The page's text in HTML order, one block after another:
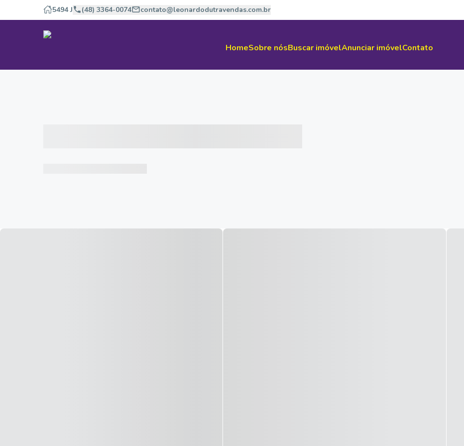
5494 J (48) 3364-0074 contato@leonardodutravendas.com.br
HomeSobre nósBuscar imóvelAnunciar imóvelContato